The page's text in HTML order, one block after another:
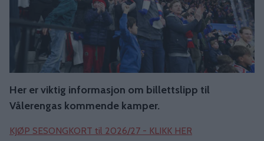
Her er viktig informasjon om billettslipp til
Vålerengas kommende kamper.
KJØP SESONGKORT til 2026/27 - KLIKK HER